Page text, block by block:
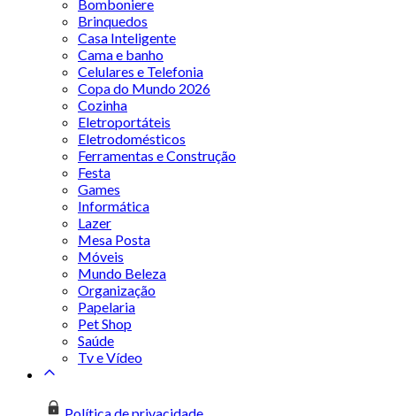
Bomboniere
Brinquedos
Casa Inteligente
Cama e banho
Celulares e Telefonia
Copa do Mundo 2026
Cozinha
Eletroportáteis
Eletrodomésticos
Ferramentas e Construção
Festa
Games
Informática
Lazer
Mesa Posta
Móveis
Mundo Beleza
Organização
Papelaria
Pet Shop
Saúde
Tv e Vídeo